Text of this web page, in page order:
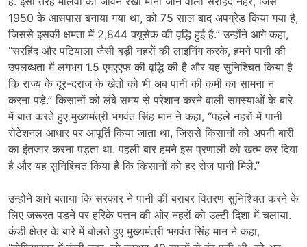
1950 के आसपास बनाया गया था, को 75 साल बाद अपग्रेड किया गया है,
जिससे इसकी क्षमता में 2,844 क्यूसेक की वृद्धि हुई है.” उन्होंने आगे कहा,
“सरहिंद और पटियाला जैसी बड़ी नहरों की लाइनिंग करके, हमने पानी की
उपलब्धता में लगभग 1.5 एमएएफ की वृद्धि की है और यह सुनिश्चित किया है
कि राज्य के दूर-दराज के खेतों को भी अब पानी की कमी का सामना न
करना पड़े.” किसानों को लंबे समय से परेशान करने वाली समस्याओं के बारे
में बात करते हुए मुख्यमंत्री भगवंत सिंह मान ने कहा, “पहले नहरों में पानी
रोटेशनल आधार पर आपूर्ति किया जाता था, जिससे किसानों को अपनी बारी
का इंतजार करना पड़ता था. पहली बार हमने इस प्रणाली को खत्म कर दिया
है और यह सुनिश्चित किया है कि किसानों को हर रोज पानी मिले.”
उन्होंने आगे बताया कि सरकार ने पानी की बराबर वितरण सुनिश्चित करने के
लिए जरूरत पड़ने पर हरिके पत्तन की ओर नहरों को उल्टी दिशा में चलाया.
कंडी क्षेत्र के बारे में बोलते हुए मुख्यमंत्री भगवंत सिंह मान ने कहा,